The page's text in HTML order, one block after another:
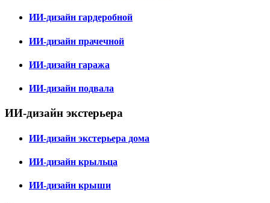
ИИ-дизайн гардеробной
ИИ-дизайн прачечной
ИИ-дизайн гаража
ИИ-дизайн подвала
ИИ-дизайн экстерьера
ИИ-дизайн экстерьера дома
ИИ-дизайн крыльца
ИИ-дизайн крыши